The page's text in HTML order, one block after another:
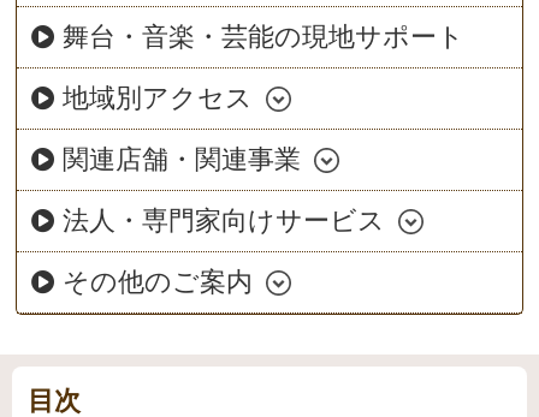
舞台・音楽・芸能の現地サポート
地域別アクセス
関連店舗・関連事業
法人・専門家向けサービス
その他のご案内
目次